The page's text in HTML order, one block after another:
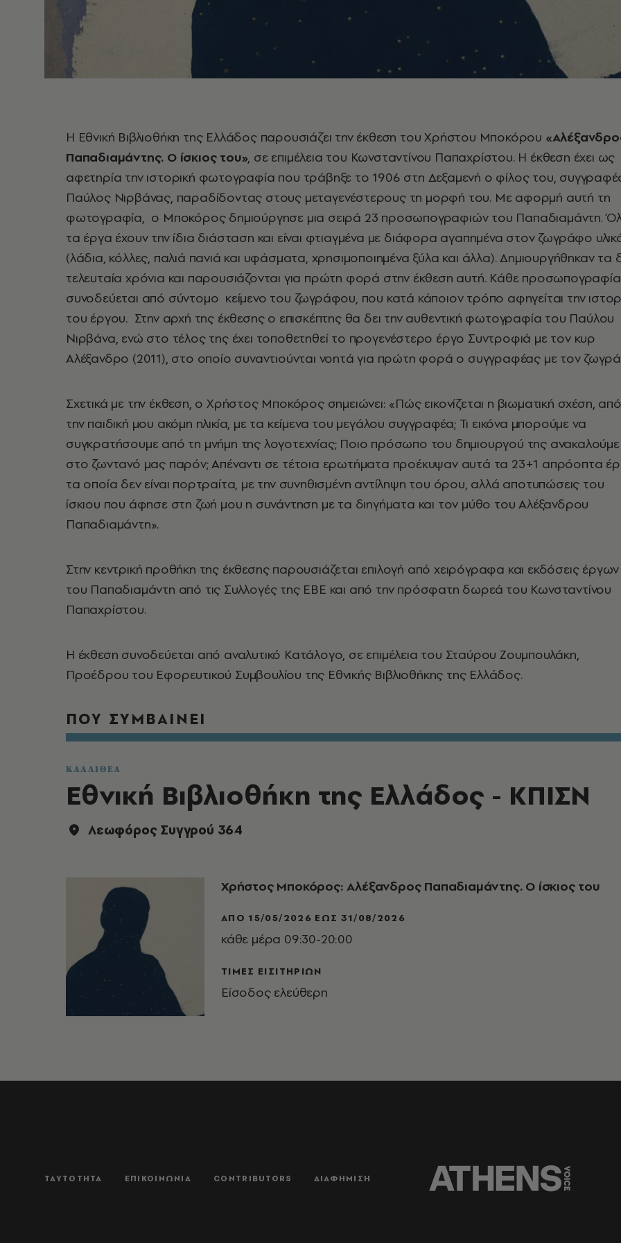
Η Εθνική Βιβλιοθήκη της Ελλάδος παρουσιάζει την έκθεση του Χρήστου Μποκόρου
Παπαδιαμάντης. Ο ίσκιος του», σε επιμέλεια του Κωνσταντίνου Παπαχρίστου. Η έκθεση έχει ως
αφετηρία την ιστορική φωτογραφία που τράβηξε το 1906 στη Δεξαμενή ο φίλος του,
Παύλος Νιρβάνας, παραδίδοντας στους μεταγενέστερους τη μορφή του. Με αφορμή αυτή τη
φωτογραφία, ο Μποκόρος δημιούργησε μια σειρά 23 προσωπογραφιών του Παπαδιαμάντη.
τα έργα έχουν την ίδια διάσταση και είναι φτιαγμένα με διάφορα αγαπημένα στον ζωγράφο
(λάδια, κόλλες, παλιά πανιά και υφάσματα, χρησιμοποιημένα ξύλα και άλλα). Δημιουργήθηκαν τα
τελευταία χρόνια και παρουσιάζονται για πρώτη φορά στην έκθεση αυτή. Κάθε προσωπογραφία
συνοδεύεται από σύντομο κείμενο του ζωγράφου, που κατά κάποιον τρόπο αφηγείται την
του έργου. Στην αρχή της έκθεσης ο επισκέπτης θα δει την αυθεντική φωτογραφία του Παύλου
Νιρβάνα, ενώ στο τέλος της έχει τοποθετηθεί το προγενέστερο έργο Συντροφιά με τον κυρ
Αλέξανδρο (2011), στο οποίο συναντιούνται νοητά για πρώτη φορά ο συγγραφέας με τον
Σχετικά με την έκθεση, ο Χρήστος Μποκόρος σημειώνει: «Πώς εικονίζεται η βιωματική σχέση, από
την παιδική μου ακόμη ηλικία, με τα κείμενα του μεγάλου συγγραφέα; Τι εικόνα μπορούμε να
συγκρατήσουμε από τη μνήμη της λογοτεχνίας; Ποιο πρόσωπο του δημιουργού της ανακαλούμε
στο ζωντανό μας παρόν; Απέναντι σε τέτοια ερωτήματα προέκυψαν αυτά τα 23+1 απρόοπτα
τα οποία δεν είναι πορτραίτα, με την συνηθισμένη αντίληψη του όρου, αλλά αποτυπώσεις του
ίσκιου που άφησε στη ζωή μου η συνάντηση με τα διηγήματα και τον μύθο του Αλέξανδρου
Παπαδιαμάντη».
Στην κεντρική προθήκη της έκθεσης παρουσιάζεται επιλογή από χειρόγραφα και εκδόσεις έργων
του Παπαδιαμάντη από τις Συλλογές της ΕΒΕ και από την πρόσφατη δωρεά του Κωνσταντίνου
Παπαχρίστου.
Η έκθεση συνοδεύεται από αναλυτικό Κατάλογο, σε επιμέλεια του Σταύρου Ζουμπουλάκη,
Προέδρου του Εφορευτικού Συμβουλίου της Εθνικής Βιβλιοθήκης της Ελλάδος.
ΠΟΥ ΣΥΜΒΑΙΝΕΙ
ΚΑΛΛΙΘΕΑ
Εθνική Βιβλιοθήκη της Ελλάδος - ΚΠΙΣΝ
Λεωφόρος Συγγρού 364
Χρήστος Μποκόρος: Αλέξανδρος Παπαδιαμάντης. Ο ίσκιος του
ΑΠΌ 15/05/2026 ΈΩΣ 31/08/2026
κάθε μέρα 09:30-20:00
ΤΙΜΕΣ ΕΙΣΙΤΗΡΙΩΝ
Είσοδος ελεύθερη
ΤΑΥΤΟΤΗΤΑ ΕΠΙΚΟΙΝΩΝΙΑ CONTRIBUTORS ΔΙΑΦΗΜΙΣΗ